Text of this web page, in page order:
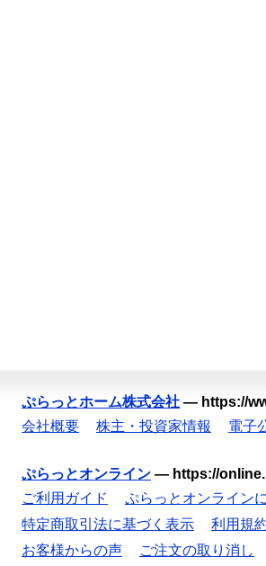
ぷらっとホーム株式会社 — https://
会社概要
株主・投資家情報 電子
ぷらっとオンライン — https://
ご利用ガイド
ぷらっとオンライン
特定商取引法に基づく表示
利用規
お客様からの声
ご注文の取り消し